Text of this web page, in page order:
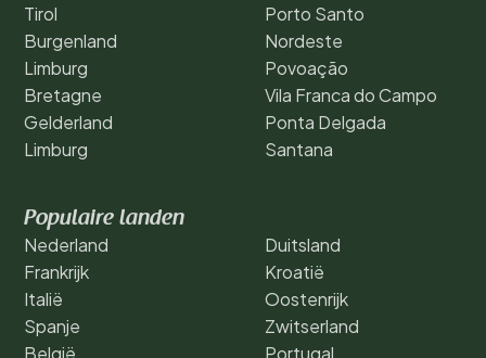
Tirol
Burgenland
Limburg
Bretagne
Gelderland
Limburg
Porto Santo
Nordeste
Povoação
Vila Franca do Campo
Ponta Delgada
Santana
Populaire landen
Nederland
Frankrijk
Italië
Spanje
België
Duitsland
Kroatië
Oostenrijk
Zwitserland
Portugal